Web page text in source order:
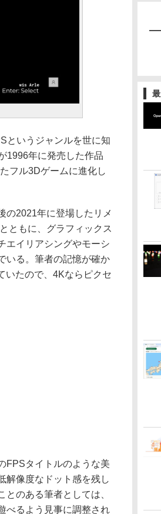
というジャンルを世に知
1996年に発売した作品
フル3Dゲームに進化し
の2021年に登場したリメ
ともに、グラフィックス
エイリアシングやモーシ
いる。筆者の記憶が確か
いたので、4Kならピクセ
FPSタイトルのような美
解像度なドット感を残し
のある筆者としては、
べるよう見事に調整され